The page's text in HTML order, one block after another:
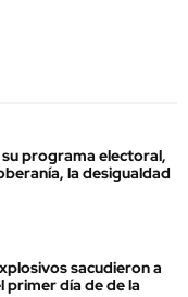
programa electoral,
la desigualdad
sacudieron a
primer día de de la